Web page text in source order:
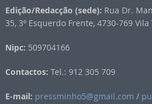
Edição/Redacção (sede): Rua Dr.
35, 3º Esquerdo Frente, 4730-769 Vila
Nipc: 509704166
Contactos: Tel.: 912 305 709
E-mail: pressminho5@gmail.com /